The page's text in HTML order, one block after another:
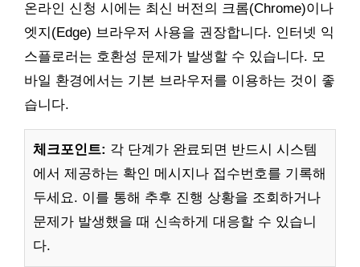
온라인 신청 시에는 최신 버전의 크롬(Chrome)이나
엣지(Edge) 브라우저 사용을 권장합니다. 인터넷 익
스플로러는 호환성 문제가 발생할 수 있습니다. 모
바일 환경에서는 기본 브라우저를 이용하는 것이 좋
습니다.
체크포인트: 각 단계가 완료되면 반드시 시스템
에서 제공하는 확인 메시지나 접수번호를 기록해
두세요. 이를 통해 추후 진행 상황을 조회하거나
문제가 발생했을 때 신속하게 대응할 수 있습니
다.